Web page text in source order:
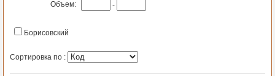
Объем:
-
Борисовский
Сортировка по :